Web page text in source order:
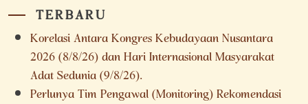
TERBARU
Korelasi Antara Kongres Kebudayaan Nusantara
2026 (8/8/26) dan Hari Internasional Masyarakat
Adat Sedunia (9/8/26).
Perlunya Tim Pengawal (Monitoring) Rekomendasi